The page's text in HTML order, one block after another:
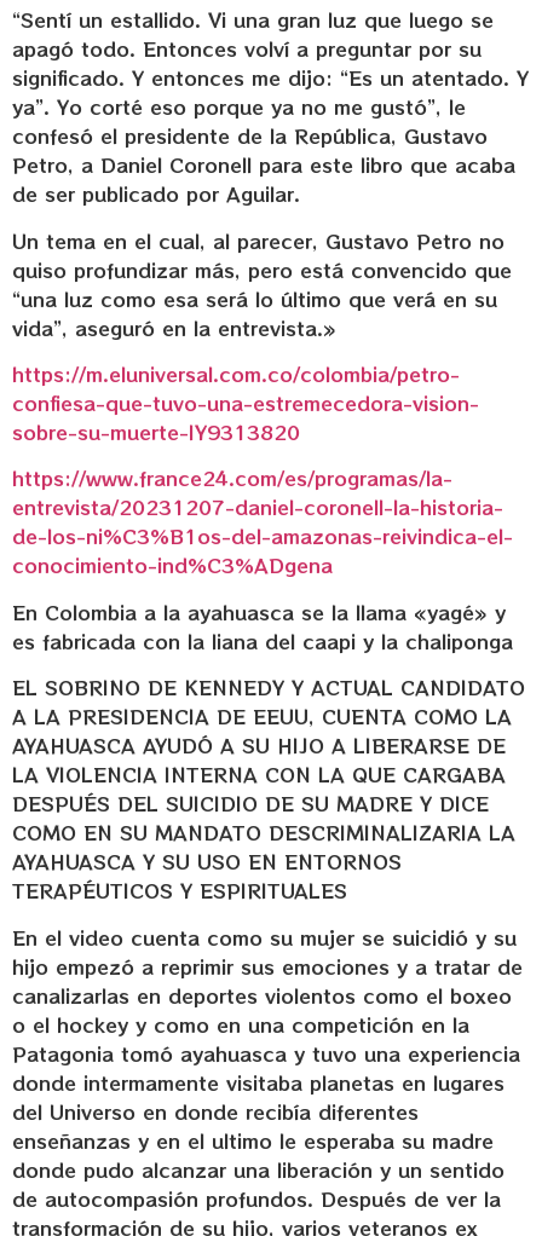
“Sentí un estallido. Vi una gran luz que luego se
apagó todo. Entonces volví a preguntar por su
significado. Y entonces me dijo: “Es un atentado. Y
ya”. Yo corté eso porque ya no me gustó”, le
confesó el presidente de la República, Gustavo
Petro, a Daniel Coronell para este libro que acaba
de ser publicado por Aguilar.
Un tema en el cual, al parecer, Gustavo Petro no
quiso profundizar más, pero está convencido que
“una luz como esa será lo último que verá en su
vida”, aseguró en la entrevista.»
https://m.eluniversal.com.co/colombia/petro-
confiesa-que-tuvo-una-estremecedora-vision-
sobre-su-muerte-IY9313820
https://www.france24.com/es/programas/la-
entrevista/20231207-daniel-coronell-la-historia-
de-los-ni%C3%B1os-del-amazonas-reivindica-el-
conocimiento-ind%C3%ADgena
En Colombia a la ayahuasca se la llama «yagé» y
es fabricada con la liana del caapi y la chaliponga
EL SOBRINO DE KENNEDY Y ACTUAL CANDIDATO
A LA PRESIDENCIA DE EEUU, CUENTA COMO LA
AYAHUASCA AYUDÓ A SU HIJO A LIBERARSE DE
LA VIOLENCIA INTERNA CON LA QUE CARGABA
DESPUÉS DEL SUICIDIO DE SU MADRE Y DICE
COMO EN SU MANDATO DESCRIMINALIZARIA LA
AYAHUASCA Y SU USO EN ENTORNOS
TERAPÉUTICOS Y ESPIRITUALES
En el video cuenta como su mujer se suicidió y su
hijo empezó a reprimir sus emociones y a tratar de
canalizarlas en deportes violentos como el boxeo
o el hockey y como en una competición en la
Patagonia tomó ayahuasca y tuvo una experiencia
donde intermamente visitaba planetas en lugares
del Universo en donde recibía diferentes
enseñanzas y en el ultimo le esperaba su madre
donde pudo alcanzar una liberación y un sentido
de autocompasión profundos. Después de ver la
transformación de su hijo, varios veteranos ex